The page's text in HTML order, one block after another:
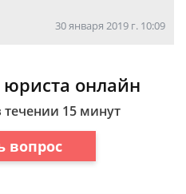
30 января 2019 г. 10:09
юриста онлайн
течении 15 минут
вопрос